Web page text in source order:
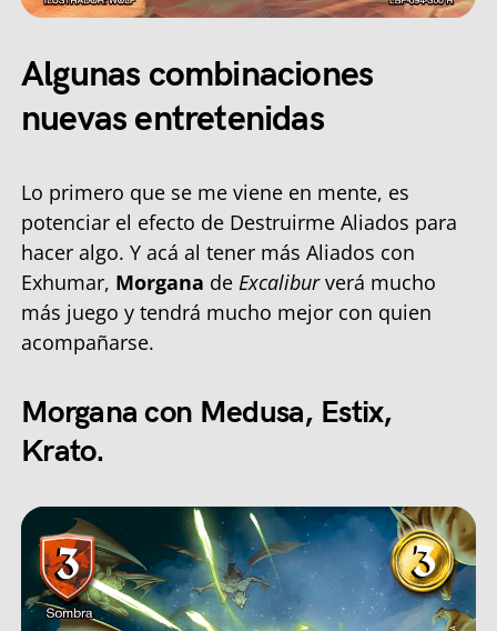
Algunas combinaciones
nuevas entretenidas
Lo primero que se me viene en mente, es
potenciar el efecto de Destruirme Aliados para
hacer algo. Y acá al tener más Aliados con
Exhumar, Morgana de Excaliburverá mucho
más juego y tendrá mucho mejor con quien
acompañarse.
Morgana con Medusa, Estix,
Krato.